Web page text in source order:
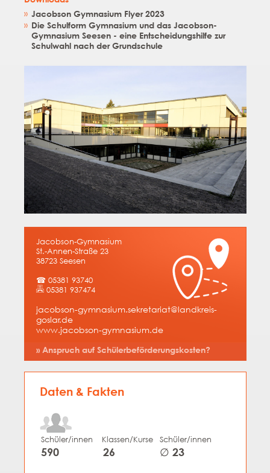
Jacobson Gymnasium Flyer 2023
Die Schulform Gymnasium und das Jacobson-
Gymnasium Seesen - eine Entscheidungshilfe zur
Schulwahl nach der Grundschule
Jacobson-Gymnasium
St.-Annen-Straße 23
38723 Seesen
☎ 05381 93740
05381 937474
jacobson-gymnasium.sekretariat@landkreis-
goslar.de
www.jacobson-gymnasium.de
» Anspruch auf Schülerbeförderungskosten?
Daten & Fakten
Schüler/innen Klassen/Kurse Schüler/innen
590 26 ∅ 23